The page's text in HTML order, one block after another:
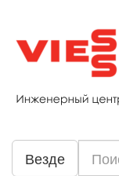
Везде